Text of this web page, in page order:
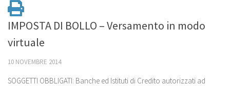
IMPOSTA DI BOLLO – Versamento in modo
virtuale
10 NOVEMBRE 2014
SOGGETTI OBBLIGATI: Banche ed Istituti di Credito autorizzati ad